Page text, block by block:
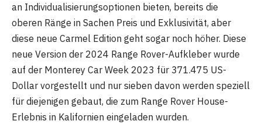
an Individualisierungsoptionen bieten, bereits die
oberen Ränge in Sachen Preis und Exklusivität, aber
diese neue Carmel Edition geht sogar noch höher. Diese
neue Version der 2024 Range Rover-Aufkleber wurde
auf der Monterey Car Week 2023 für 371.475 US-
Dollar vorgestellt und nur sieben davon werden speziell
für diejenigen gebaut, die zum Range Rover House-
Erlebnis in Kalifornien eingeladen wurden.